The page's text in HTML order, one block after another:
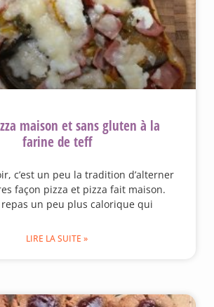
maison et sans gluten à la
farine de teff
c’est un peu la tradition d’alterner
façon pizza et pizza fait maison.
repas un peu plus calorique qui
LIRE LA SUITE »